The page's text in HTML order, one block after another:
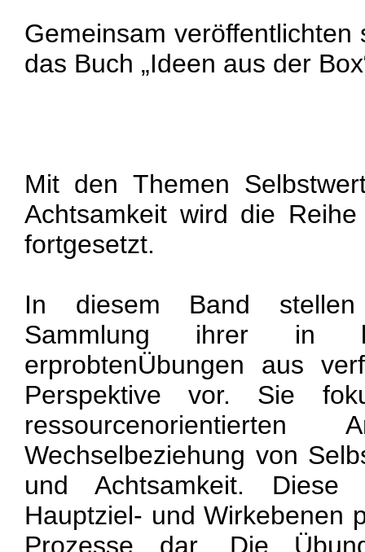
Gemeinsam veröffentlichten
das Buch „Ideen aus der
Mit den Themen
Achtsamkeit wird die
fortgesetzt.
In diesem Band
Sammlung ihrer in
erprobtenÜbungen aus
Perspektive vor. Sie
Wechselbeziehung von
und Achtsamkeit.
Hauptziel- und Wirkebenen
Prozesse dar. Die